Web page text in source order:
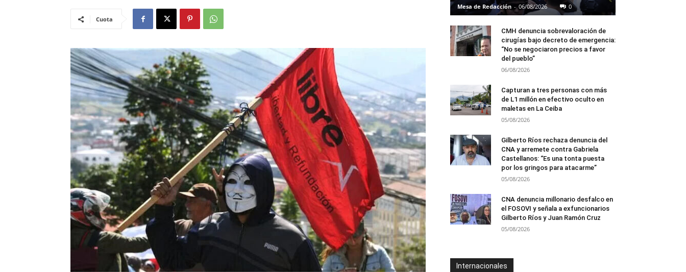
Cuota
Mesa de Redacción - 06/08/2026 0
CMH denuncia sobrevaloración de
cirugías bajo decreto de emergencia:
“No se negociaron precios a favor
del pueblo”
06/08/2026
Capturan a tres personas con más
de L1 millón en efectivo oculto en
maletas en La Ceiba
05/08/2026
Gilberto Ríos rechaza denuncia del
CNA y arremete contra Gabriela
Castellanos: “Es una tonta puesta
por los gringos para atacarme”
05/08/2026
CNA denuncia millonario desfalco en
el FOSOVI y señala a exfuncionarios
Gilberto Ríos y Juan Ramón Cruz
05/08/2026
Internacionales